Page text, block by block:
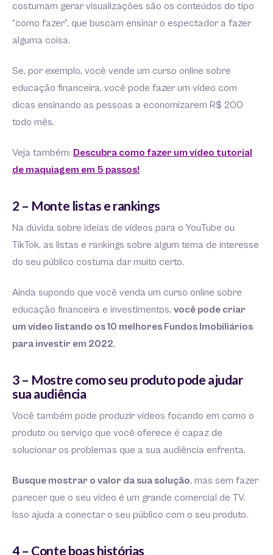
costumam gerar visualizações são os conteúdos do tipo
“como fazer”, que buscam ensinar o espectador a fazer
alguma coisa.
Se, por exemplo, você vende um curso online sobre
educação financeira, você pode fazer um vídeo com
dicas ensinando as pessoas a economizarem R$ 200
todo mês.
Veja também: Descubra como fazer um vídeo tutorial
de maquiagem em 5 passos!
2 – Monte listas e rankings
Na dúvida sobre ideias de vídeos para o YouTube ou
TikTok, as listas e rankings sobre algum tema de interesse
do seu público costuma dar muito certo.
Ainda supondo que você venda um curso online sobre
educação financeira e investimentos, você pode criar
um vídeo listando os 10 melhores Fundos Imobiliários
para investir em 2022.
3 – Mostre como seu produto pode ajudar
sua audiência
Você também pode produzir vídeos focando em como o
produto ou serviço que você oferece é capaz de
solucionar os problemas que a sua audiência enfrenta.
Busque mostrar o valor da sua solução, mas sem fazer
parecer que o seu vídeo é um grande comercial de TV.
Isso ajuda a conectar o seu público com o seu produto.
4 – Conte boas histórias